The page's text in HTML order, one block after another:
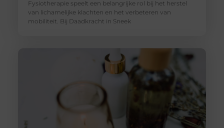
Fysiotherapie speelt een belangrijke rol bij het herstel
van lichamelijke klachten en het verbeteren van
mobiliteit. Bij Daadkracht in Sneek